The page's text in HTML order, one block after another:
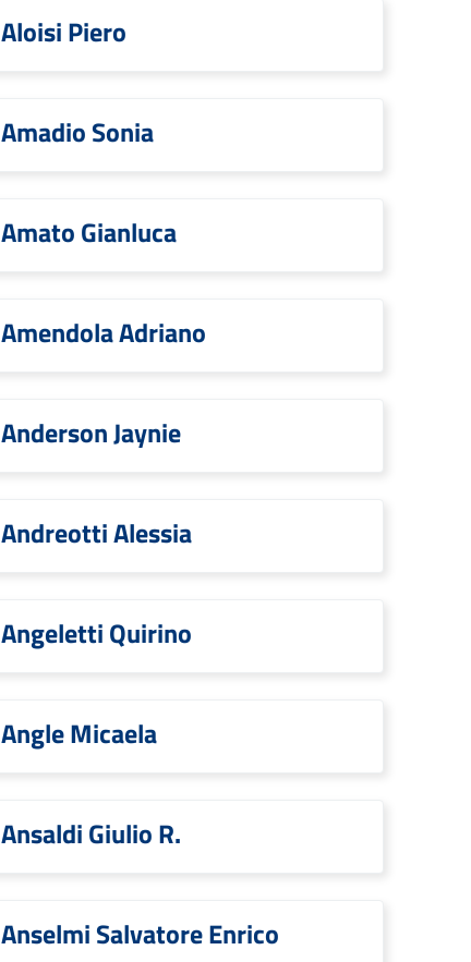
Aloisi Piero
Amadio Sonia
Amato Gianluca
Amendola Adriano
Anderson Jaynie
Andreotti Alessia
Angeletti Quirino
Angle Micaela
Ansaldi Giulio R.
Anselmi Salvatore Enrico